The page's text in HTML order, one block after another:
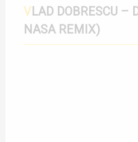
VLAD DOBRESCU – DUPĂ SFÂRȘIT (DJ
NASA REMIX)